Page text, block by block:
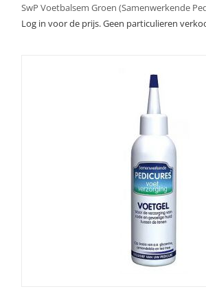
SwP Voetbalsem Groen (Samenwerkende
Log in voor de prijs. Geen particulieren